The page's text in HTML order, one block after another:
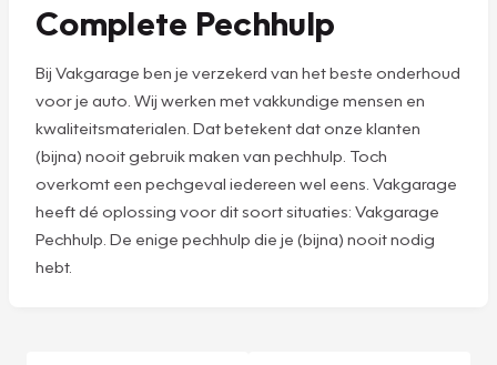
Complete Pechhulp
Bij Vakgarage ben je verzekerd van het beste onderhoud
voor je auto. Wij werken met vakkundige mensen en
kwaliteitsmaterialen. Dat betekent dat onze klanten
(bijna) nooit gebruik maken van pechhulp. Toch
overkomt een pechgeval iedereen wel eens. Vakgarage
heeft dé oplossing voor dit soort situaties: Vakgarage
Pechhulp. De enige pechhulp die je (bijna) nooit nodig
hebt.